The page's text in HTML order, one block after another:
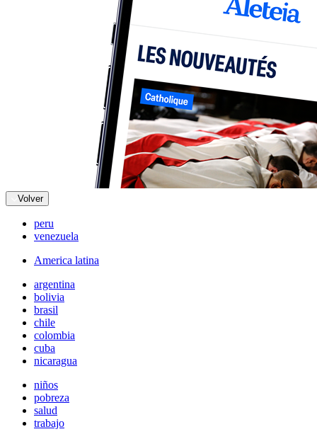
Volver
peru
venezuela
America latina
argentina
bolivia
brasil
chile
colombia
cuba
nicaragua
niños
pobreza
salud
trabajo